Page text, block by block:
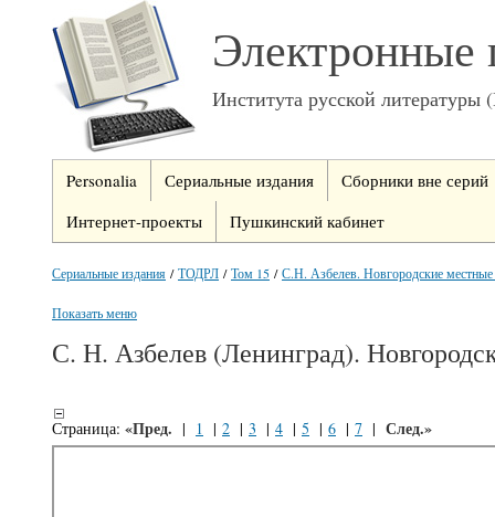
Электронные
Института русской
Personalia Сериальные издания
Сборники вне серий
Интернет-проекты
Пушкинский кабинет
Сериальные издания /ТОДРЛ /Том 15 /С.Н. Азбелев. Новгородские местные
Показать меню
С. Н. Азбелев (Ленинград).
Страница: «Пред. | 1 | 2 | 3 | 4 | 5 | 6 | 7 | След.»